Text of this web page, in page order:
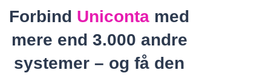
Forbind Uniconta med
mere end 3.000 andre
systemer – og få den